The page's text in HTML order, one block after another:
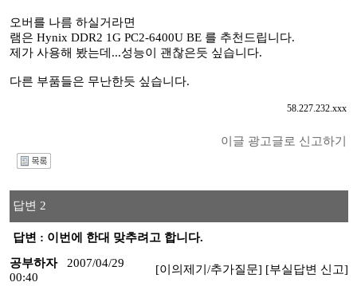
오버를 나름 하실거라면
램은 Hynix DDR2 1G PC2-6400U BE 를 추천드립니다.
제가 사용해 봤는데...성능이 괜찮은듯 싶습니다.
다른 부품들은 무난한듯 싶습니다.
58.227.232.xxx
이글 광고글로 신고하기
답변 2
답변 : 이번에 한대 맞추려고 합니다.
공부하자
2007/04/29
00:40
[이의제기/추가질문] [부실답변 신고]